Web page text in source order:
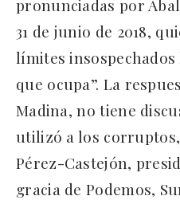
pronunciadas por
31 de junio de 2018,
límites insospechados
que ocupa”. La
Madina, no tiene
utilizó a los
Pérez-Castejón,
gracia de Podemos,